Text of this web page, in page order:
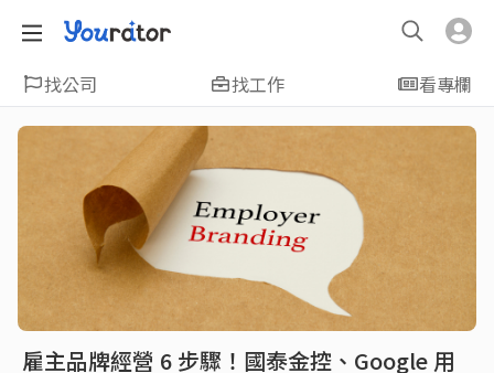
找公司 找工作 看專欄
雇主品牌經營 6 步驟！國泰金控、Google 用